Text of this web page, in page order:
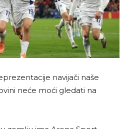
navijači naše
neće moći gledati na